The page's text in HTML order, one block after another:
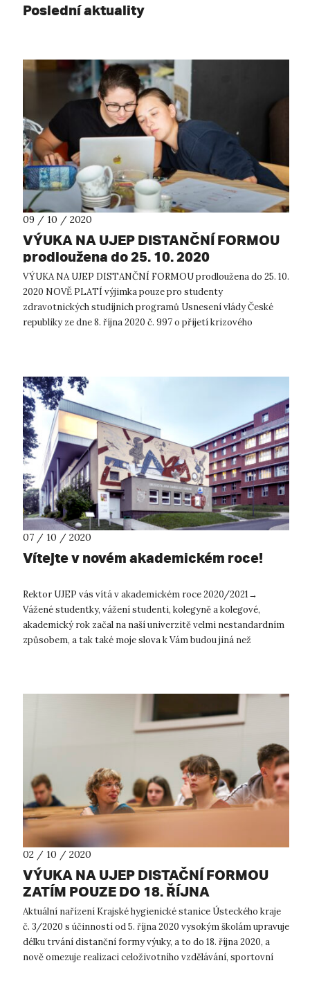
Poslední aktuality
09 / 10 / 2020
VÝUKA NA UJEP DISTANČNÍ FORMOU
prodloužena do 25. 10. 2020
VÝUKA NA UJEP DISTANČNÍ FORMOU prodloužena do 25. 10.
2020 NOVĚ PLATÍ výjimka pouze pro studenty
zdravotnických studijních programů Usnesení vlády České
republiky ze dne 8. října 2020 č. 997 o přijetí krizového
07 / 10 / 2020
Vítejte v novém akademickém roce!
Rektor UJEP vás vítá v akademickém roce 2020/2021→
Vážené studentky, vážení studenti, kolegyně a kolegové,
akademický rok začal na naší univerzitě velmi nestandardním
způsobem, a tak také moje slova k Vám budou jiná než
02 / 10 / 2020
VÝUKA NA UJEP DISTAČNÍ FORMOU
ZATÍM POUZE DO 18. ŘÍJNA
Aktuální nařízení Krajské hygienické stanice Ústeckého kraje
č. 3/2020 s účinností od 5. října 2020 vysokým školám upravuje
délku trvání distanční formy výuky, a to do 18. října 2020, a
nově omezuje realizaci celoživotního vzdělávání, sportovní